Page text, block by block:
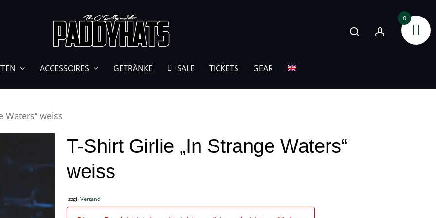
ACCESSOIRES GETRÄNKE SALE TICKETS GEAR
Waters“ weiss
T-Shirt Girlie „In Strange Waters“
weiss
zzgl. Versand
0